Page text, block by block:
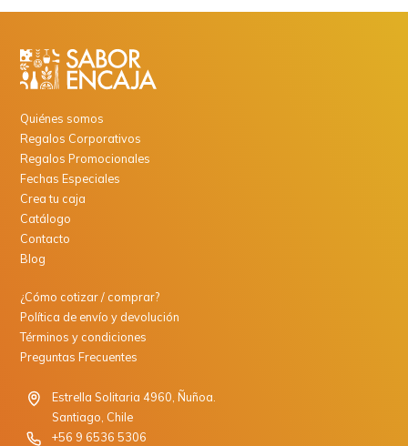
Quiénes somos
Regalos Corporativos
Regalos Promocionales
Fechas Especiales
Crea tu caja
Catálogo
Contacto
Blog
¿Cómo cotizar / comprar?
Política de envío y devolución
Términos y condiciones
Preguntas Frecuentes
Estrella Solitaria 4960, Ñuñoa.
Santiago, Chile
+56 9 6536 5306